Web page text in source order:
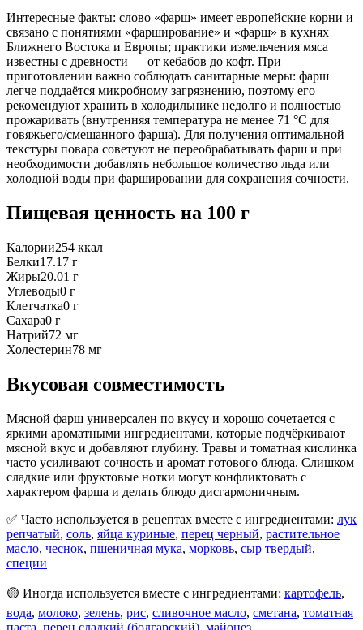
Интересные факты: слово «фарш» имеет европейские корни и
связано с понятиями «фарширование» и «фарш» в кухнях
Ближнего Востока и Европы; практики измельчения мяса
известны с древности — от кебабов до кофт. При
приготовлении важно соблюдать санитарные меры: фарш
легче поддаётся микробному загрязнению, поэтому его
рекомендуют хранить в холодильнике недолго и полностью
прожаривать (внутренняя температура не менее 71 °C для
говяжьего/смешанного фарша). Для получения оптимальной
текстуры повара советуют не переобрабатывать фарш и при
необходимости добавлять небольшое количество льда или
холодной воды при фаршировании для сохранения сочности.
Пищевая ценность на 100 г
Калории254 ккал
Белки17.17 г
Жиры20.01 г
Углеводы0 г
Клетчатка0 г
Сахара0 г
Натрий72 мг
Холестерин78 мг
Вкусовая совместимость
Мясной фарш универсален по вкусу и хорошо сочетается с
яркими ароматными ингредиентами, которые подчёркивают
мясной вкус и добавляют глубину. Травы и томатная кислинка
часто усиливают сочность и аромат готового блюда. Слишком
сладкие или фруктовые нотки могут конфликтовать с
характером фарша и делать блюдо дисгармоничным.
✅ Часто используется в рецептах вместе с ингредиентами: лук
репчатый, соль, яйца куриные, перец черный, растительное
масло, чеснок, пшеничная мука, морковь, сыр твердый,
специи
🟡 Иногда используется вместе с ингредиентами: картофель,
вода, молоко, зелень, рис, сливочное масло, сметана, томатная
паста, перец сладкий (болгарский), майонез